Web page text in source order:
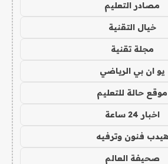
مصادر التعليم
خيال التقنية
مجلة تقنية
يو ان بي الرياضي
موقع حالة للتعليم
اخبار 24 ساعة
هيدب فنون وترفيه
صحيفة العالم